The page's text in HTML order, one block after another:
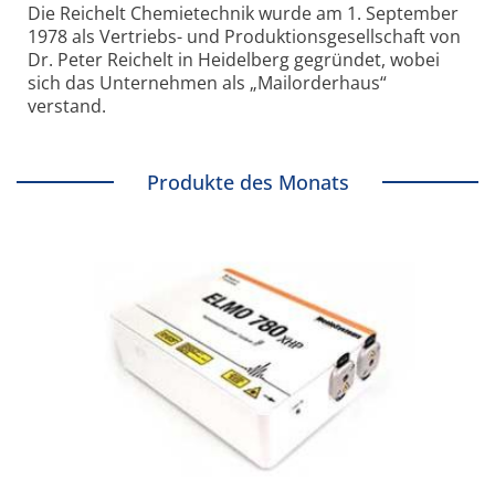
Die Reichelt Chemietechnik wurde am 1. September
1978 als Vertriebs- und Produktionsgesellschaft von
Dr. Peter Reichelt in Heidelberg gegründet, wobei
sich das Unternehmen als „Mailorderhaus“
verstand.
Produkte des Monats